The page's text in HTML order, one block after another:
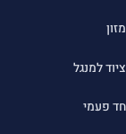
מזון
ציוד למנגל
חד פעמי